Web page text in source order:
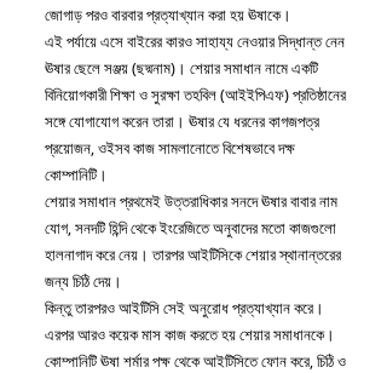
জোগাড় পরও বারবার প্রত্যাখ্যান করা হয় ঊষাকে।
এই পর্যায়ে এসে বাইরের কারও সাহায্য নেওয়ার সিদ্ধান্ত নেন
ঊষার ছেলে সঞ্জয় (ছদ্মনাম)। শেয়ার সমাধান নামে একটি
বিনিয়োগকারী শিক্ষা ও সুরক্ষা তহবিল (আইইপিএফ) প্রতিষ্ঠানের
সঙ্গে যোগাযোগ করেন তারা। ঊষার যে ধরনের কাগজপত্র
প্রয়োজন, ওইসব কাজ সামলানোতে বিশেষভাবে দক্ষ
কোম্পানিটি।
শেয়ার সমাধান প্রথমেই উত্তরাধিকার সনদে ঊষার বাবার নাম
যোগ, সনদটি হিন্দি থেকে ইংরেজিতে অনুবাদের মতো কাজগুলো
হালনাগাদ করে নেয়। তারপর আইটিসিকে শেয়ার স্থানান্তরের
জন্য চিঠি দেয়।
কিন্তু তারপরও আইটিসি সেই অনুরোধ প্রত্যাখ্যান করে।
এরপর আরও কয়েক মাস কাজ করতে হয় শেয়ার সমাধানকে।
কোম্পানিটি ঊষা শর্মার পক্ষ থেকে আইটিসিতে ফোন করে, চিঠি ও